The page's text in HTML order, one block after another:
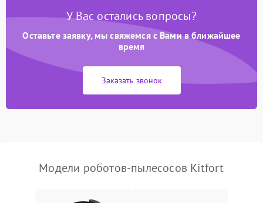
У Вас остались вопросы?
Оставьте заявку, мы свяжемся с Вами в ближайшее
время
Заказать звонок
Модели роботов-пылесосов Kitfort